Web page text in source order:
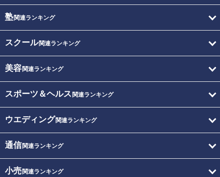
塾関連ランキング
スクール関連ランキング
美容関連ランキング
スポーツ＆ヘルス 関連ランキング
ウエディング関連ランキング
通信関連ランキング
小売関連ランキング